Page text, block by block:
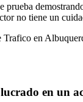
prueba
no tiene un
en
en un